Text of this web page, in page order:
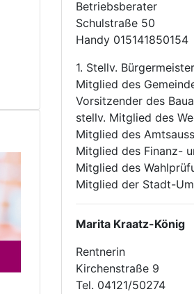
Betriebsberater
Schulstraße 50
Handy 015141850154
1. Stellv. Bürgermeister
Mitglied des
Vorsitzender des
stellv. Mitglied des
Mitglied des
Mitglied des Finanz-
Mitglied des
Mitglied der Stadt-
Marita Kraatz-König
Rentnerin
Kirchenstraße 9
Tel. 04121/50274